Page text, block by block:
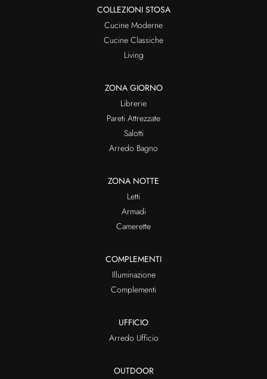
COLLEZIONI STOSA
Cucine Moderne
Cucine Classiche
Living
ZONA GIORNO
Librerie
Pareti Attrezzate
Salotti
Arredo Bagno
ZONA NOTTE
Letti
Armadi
Camerette
COMPLEMENTI
Illuminazione
Complementi
UFFICIO
Arredo Ufficio
OUTDOOR